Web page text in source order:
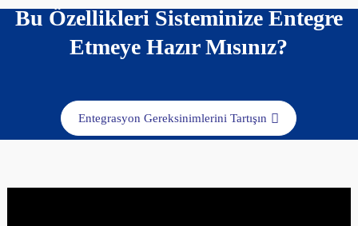
Bu Özellikleri Sisteminize Entegre
Etmeye Hazır Mısınız?
Entegrasyon Gereksinimlerini Tartışın